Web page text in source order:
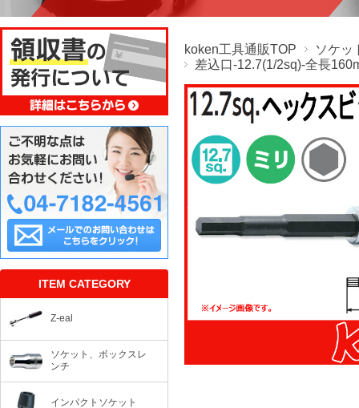
koken工具通販TOP
ソケッ
差込口-12.7(1/2sq)-全長
ITEM CATEGORY
Z-eal
ソケット、ボックスレ
ンチ
インパクトソケット